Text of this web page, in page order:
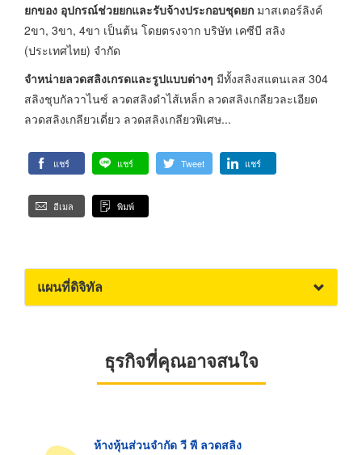
ยกของ อุปกรณ์ช่วยยกและรับจ้างประกอบชุดยก มาสเตอร์ลิงค์
2ขา, 3ขา, 4ขา เป็นต้น โดยตรงจาก บริษัท เคซีบี สลิง
(ประเทศไทย) จำกัด
จำหน่ายลวดสลิงเกรดและรูปแบบต่างๆ มีทั้งสลิงสแตนเลส 304
สลิงชุบกัลวาไนซ์ ลวดสลิงดำไส้เหล็ก ลวดสลิงเกลียวละเอียด
ลวดสลิงเกลียวเดี่ยว ลวดสลิงเกลียวพิเศษ...
แชร์ แชร์ Tweet แชร์
อีเมล พิมพ์
แผนที่ดิจิทัล
ธุรกิจที่คุณอาจสนใจ
ห้างหุ้นส่วนจำกัด วี พี ลวดสลิง